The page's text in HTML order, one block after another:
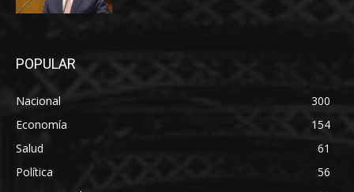
POPULAR
Nacional
300
Economía
154
Salud
61
Política
56